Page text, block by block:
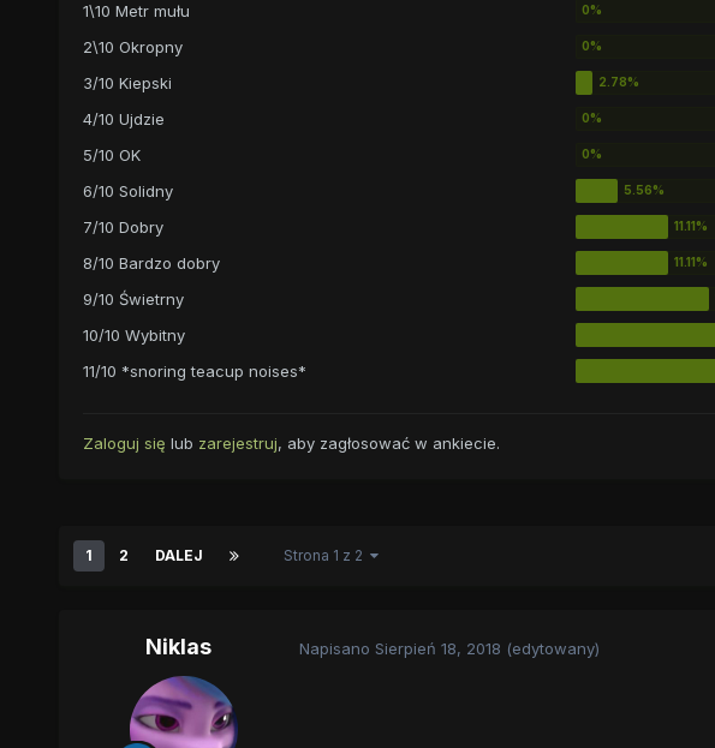
1\10 Metr mułu
2\10 Okropny
3/10 Kiepski
4/10 Ujdzie
5/10 OK
6/10 Solidny
7/10 Dobry
8/10 Bardzo dobry
9/10 Świetrny
10/10 Wybitny
11/10 *snoring teacup noises*
Zaloguj się lub zarejestruj, aby zagłosować w ankiecie.
1 2 DALEJ Strona 1 z 2
Niklas Napisano Sierpień 18, 2018 (edytowany)